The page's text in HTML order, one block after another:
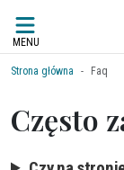
MENU
Strona główna Faq
Często